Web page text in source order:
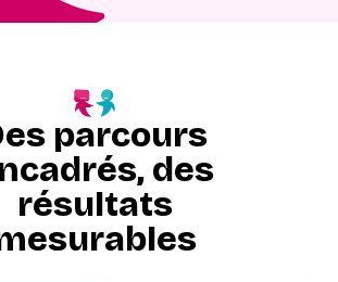
parcours
des
résultats